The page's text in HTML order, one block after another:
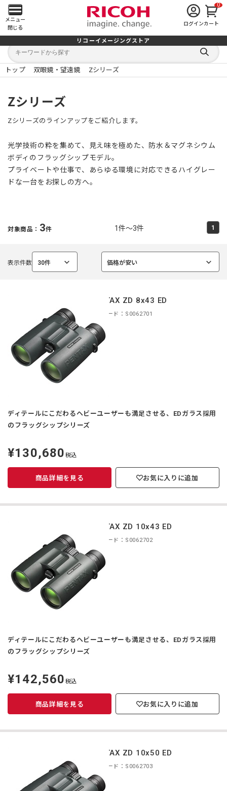
メ
イ
ン
メ
ニ
ュ
ー
を
開
メニュー
閉じる
ログイン
0
カート
リコーイメージングストア
キ
ワ
ー
キ
検
索
る
トップ 双眼鏡・望遠鏡 Zシリーズ
Zシリーズ
Zシリーズのラインアップをご紹介します。
光学技術の粋を集めて、見え味を極めた、防水＆マグネシウム
ボディのフラッグシップモデル。
プライベートや仕事で、あらゆる環境に対応できるハイグレー
ドな一台をお探しの方へ。
対象商品： 3件 1件～3件 1
表示件数 30件
選
価格が安い
選
PENTAX ZD 8x43 ED
商品コード：S0062701
ディテールにこだわるヘビーユーザーも満足させる、EDガラス採用
のフラッグシップシリーズ
定
価
¥130,680 税込
商品詳細を見る お気に入りに追加
PENTAX ZD 10x43 ED
商品コード：S0062702
ディテールにこだわるヘビーユーザーも満足させる、EDガラス採用
のフラッグシップシリーズ
定
価
¥142,560 税込
商品詳細を見る お気に入りに追加
PENTAX ZD 10x50 ED
商品コード：S0062703